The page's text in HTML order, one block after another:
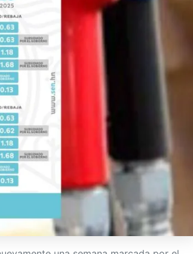
una semana marcada por el
, con incrementos que llegan hasta